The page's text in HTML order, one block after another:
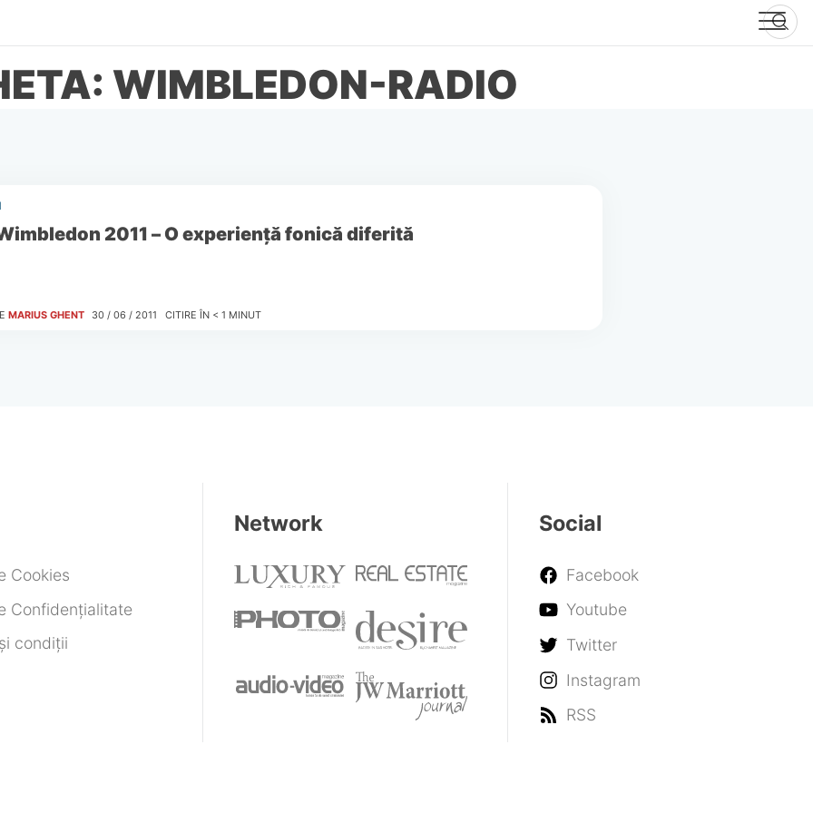
WIMBLEDON-RADIO
2011 – O experienţă fonică diferită
MARIUS GHENT 30 / 06 / 2011 CITIRE ÎN < 1 MINUT
Cookies
Confidențialitate
condiții
Network Social
Facebook
Youtube
Twitter
Instagram
RSS